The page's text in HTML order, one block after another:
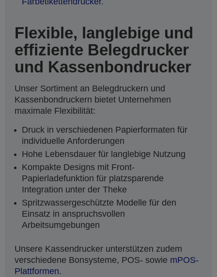
Flexible, langlebige und
effiziente Belegdrucker
und Kassenbondrucker
Unser Sortiment an Belegdruckern und
Kassenbondruckern bietet Unternehmen
maximale Flexibilität:
Druck in verschiedenen Papierformaten für
individuelle Anforderungen
Hohe Lebensdauer für langlebige Nutzung
Kompakte Designs mit Front-
Papierladefunktion für platzsparende
Integration unter der Theke
Spritzwassergeschützte Modelle für den
Einsatz in anspruchsvollen
Arbeitsumgebungen
Unsere Kassendrucker unterstützen zudem
verschiedene Bonsysteme, POS- sowie mPOS-
Plattformen.